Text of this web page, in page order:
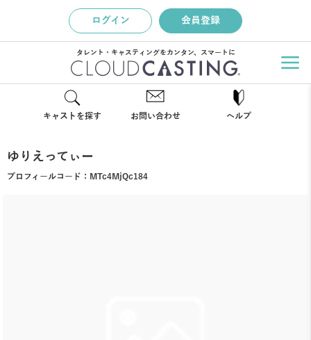
ログイン 会員登録
タレント・キャスティングをカンタン、スマートに
キャストを探す お問い合わせ ヘルプ
ゆりえってぃー
プロフィールコード： MTc4MjQc184